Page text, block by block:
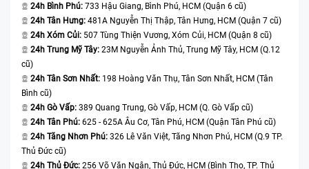
24h Bình Phú: 733 Hậu Giang, Bình Phú, HCM (Quận 6 cũ)
24h Tân Hưng: 481A Nguyễn Thị Thập, Tân Hưng, HCM (Quận 7 cũ)
24h Xóm Củi: 507 Tùng Thiện Vương, Xóm Củi, HCM (Quận 8 cũ)
24h Trung Mỹ Tây: 23M Nguyễn Ảnh Thủ, Trung Mỹ Tây, HCM (Q.12
cũ)
24h Tân Sơn Nhất: 198 Hoàng Văn Thụ, Tân Sơn Nhất, HCM (Tân
Bình cũ)
24h Gò Vấp: 389 Quang Trung, Gò Vấp, HCM (Q. Gò Vấp cũ)
24h Tân Phú: 625 - 625A Âu Cơ, Tân Phú, HCM (Quận Tân Phú cũ)
24h Tăng Nhơn Phú: 326 Lê Văn Việt, Tăng Nhơn Phú, HCM (Q.9 TP.
Thủ Đức cũ)
24h Thủ Đức: 256 Võ Văn Ngân, Thủ Đức, HCM (Bình Thọ, TP. Thủ